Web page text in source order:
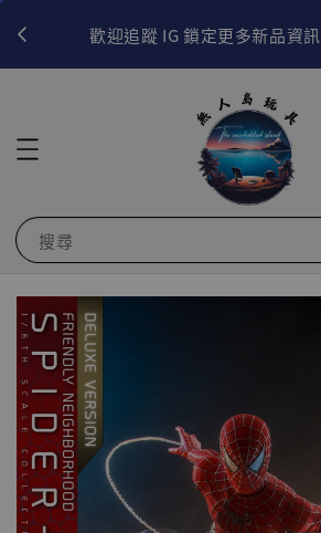
歡迎追蹤 IG 鎖定更多新品資訊
搜尋